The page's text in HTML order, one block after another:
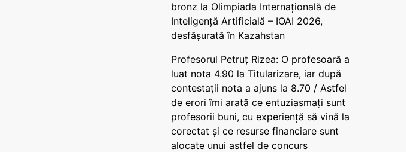
bronz la Olimpiada Internațională de
Inteligență Artificială – IOAI 2026,
desfășurată în Kazahstan
Profesorul Petruț Rizea: O profesoară a
luat nota 4.90 la Titularizare, iar după
contestații nota a ajuns la 8.70 / Astfel
de erori îmi arată ce entuziasmați sunt
profesorii buni, cu experiență să vină la
corectat și ce resurse financiare sunt
alocate unui astfel de concurs